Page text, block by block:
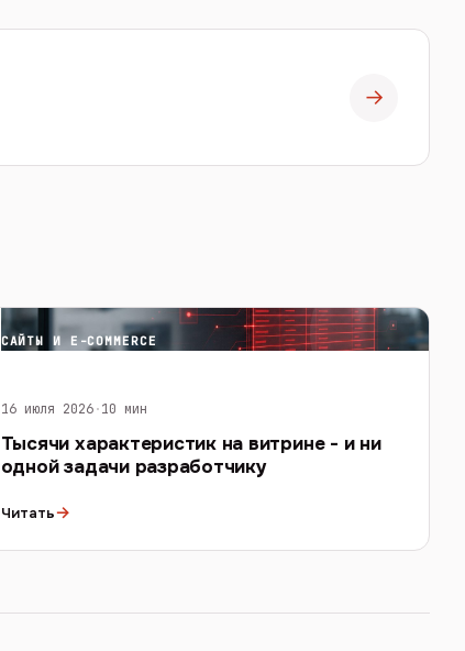
→
САЙТЫ И E-COMMERCE
16 июля 2026·10 мин
Тысячи характеристик на витрине - и ни
одной задачи разработчику
Читать→